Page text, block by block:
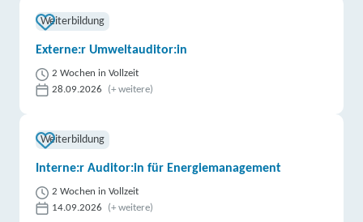
Weiterbildung
Externe:r Umweltauditor:in
2 Wochen in Vollzeit
28.09.2026
(+ weitere)
Weiterbildung
Interne:r Auditor:in für Energiemanagement
2 Wochen in Vollzeit
14.09.2026
(+ weitere)